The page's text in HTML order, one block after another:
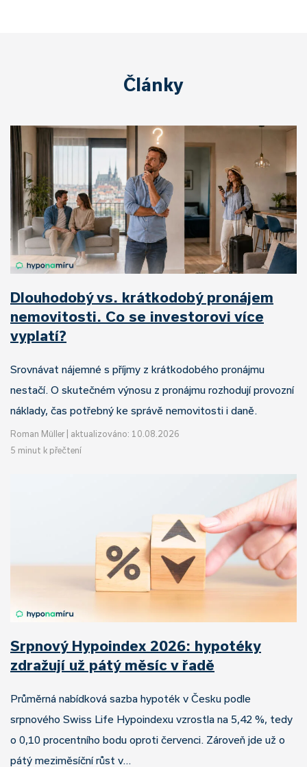
Články
Dlouhodobý vs. krátkodobý pronájem
nemovitosti. Co se investorovi více
vyplatí?
Srovnávat nájemné s příjmy z krátkodobého pronájmu
nestačí. O skutečném výnosu z pronájmu rozhodují provozní
náklady, čas potřebný ke správě nemovitosti i daně.
Roman Müller
aktualizováno: 10.08.2026
5 minut k přečtení
Srpnový Hypoindex 2026: hypotéky
zdražují už pátý měsíc v řadě
Průměrná nabídková sazba hypoték v Česku podle
srpnového Swiss Life Hypoindexu vzrostla na 5,42 %, tedy
o 0,10 procentního bodu oproti červenci. Zároveň jde už o
pátý meziměsíční růst v…